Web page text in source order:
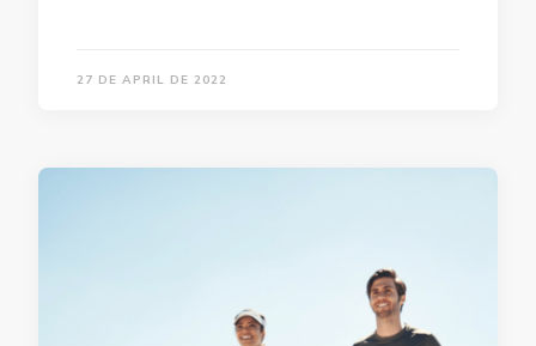
27 DE APRIL DE 2022